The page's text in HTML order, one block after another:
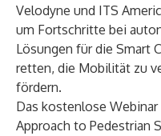
Velodyne und ITS
um Fortschritte bei
Lösungen für die Smart
retten, die Mobilität zu
fördern.
Das kostenlose
Approach to Pedestrian